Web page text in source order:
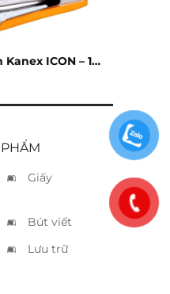
ICON – 10
Giấy
Bút viết
Lưu trữ